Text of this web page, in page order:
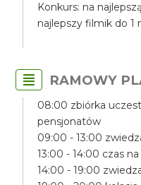
Konkurs: na
najlepszy filmik do 1
RAMOWY
08:00 zbiórka
pensjonatów
09:00 - 13:00
13:00 - 14:00 czas
14:00 - 19:00